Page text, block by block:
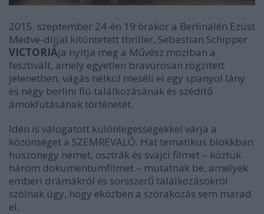
2015. szeptember 24-én 19 órakor a Berlinalén Ezüst
Medve-díjjal kitüntetett thriller, Sebastian Schipper
VICTORIÁja nyitja meg a Művész moziban a
fesztivált, amely egyetlen bravúrosan rögzített
jelenetben, vágás nélkül meséli el egy spanyol lány
és négy berlini fiú találkozásának és szédítő
ámokfutásának történetét.
Idén is válogatott különlegességekkel várja a
közönséget a SZEMREVALÓ. Hat tematikus blokkban
huszonegy német, osztrák és svájci filmet – köztük
három dokumentumfilmet – mutatnak be, amelyek
emberi drámákról és sorsszerű találkozásokról
szólnak úgy, hogy eközben a szórakozás sem marad
el.